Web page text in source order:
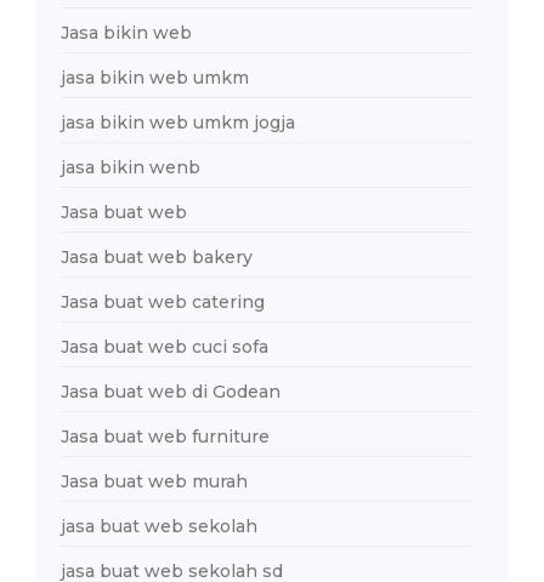
Jasa bikin web
jasa bikin web umkm
jasa bikin web umkm jogja
jasa bikin wenb
Jasa buat web
Jasa buat web bakery
Jasa buat web catering
Jasa buat web cuci sofa
Jasa buat web di Godean
Jasa buat web furniture
Jasa buat web murah
jasa buat web sekolah
jasa buat web sekolah sd